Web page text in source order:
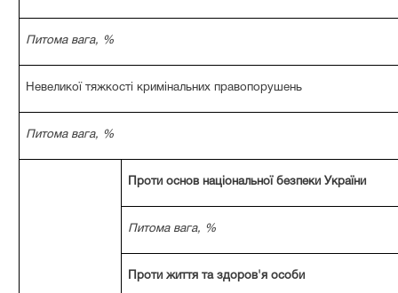
Питома вага, %
Невеликої тяжкості кримінальних правопорушень
Питома вага, %
Проти основ національної безпеки України
Питома вага, %
Проти життя та здоров'я особи